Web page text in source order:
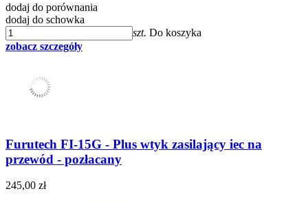
dodaj do porównania
dodaj do schowka
szt. Do koszyka
zobacz szczegóły
Furutech FI-15G - Plus wtyk zasilający iec na
przewód - pozłacany
245,00 zł